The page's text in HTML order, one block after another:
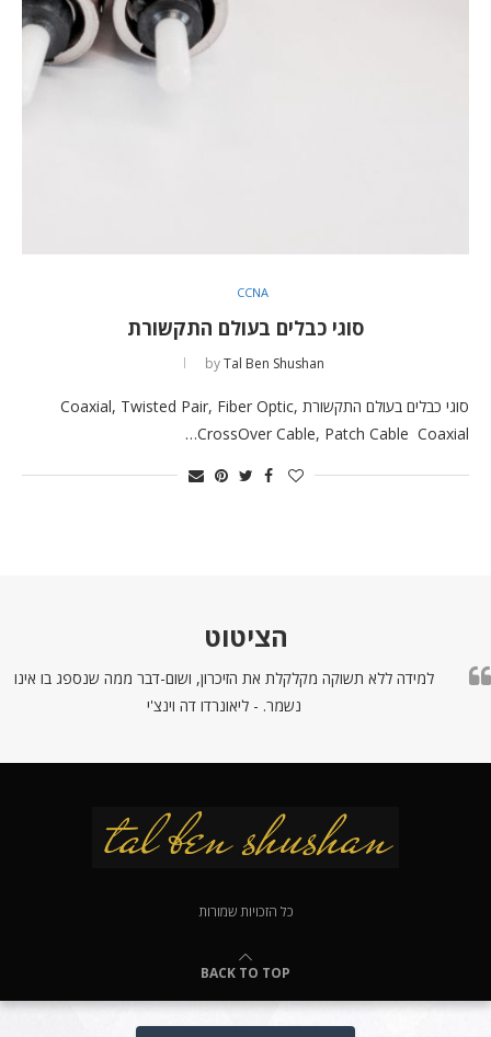
CCNA
סוגי כבלים בעולם התקשורת
byTal Ben Shushan
סוגי כבלים בעולם התקשורת Coaxial, Twisted Pair, Fiber Optic,
CrossOver Cable, Patch Cable Coaxial…
הציטוט
למידה ללא תשוקה מקלקלת את הזיכרון, ושום-דבר ממה שנספג בו אינו
נשמר. - ליאונרדו דה וינצ'י
כל הזכויות שמורות
BACK TO TOP